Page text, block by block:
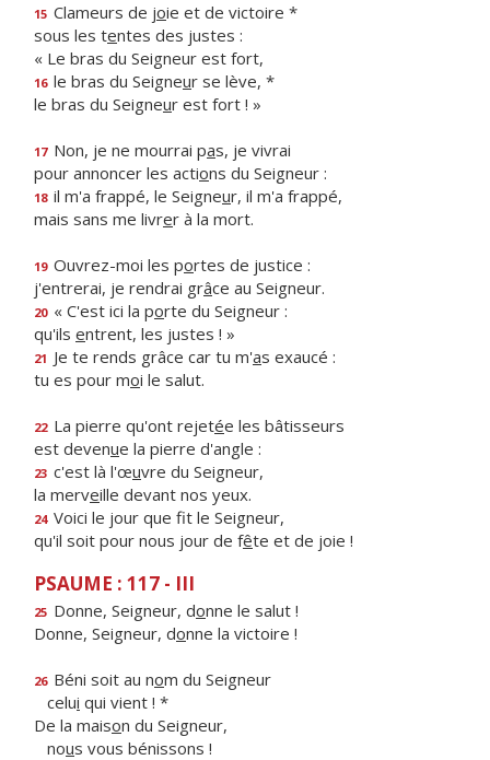
15 Clameurs de joie et de victoire *
sous les tentes des justes :
« Le bras du Seigneur est fort,
16 le bras du Seigneur se lève, *
le bras du Seigneur est fort ! »
17 Non, je ne mourrai pas, je vivrai
pour annoncer les actions du Seigneur :
18 il m'a frappé, le Seigneur, il m'a frappé,
mais sans me livrer à la mort.
19 Ouvrez-moi les portes de justice :
j'entrerai, je rendrai grâce au Seigneur.
20 « C'est ici la porte du Seigneur :
qu'ils entrent, les justes ! »
21 Je te rends grâce car tu m'as exaucé :
tu es pour moi le salut.
22 La pierre qu'ont rejetée les bâtisseurs
est devenue la pierre d'angle :
23 c'est là l'œuvre du Seigneur,
la merveille devant nos yeux.
24 Voici le jour que ft le Seigneur,
qu'il soit pour nous jour de fête et de joie !
PSAUME : 117 - III
25 Donne, Seigneur, donne le salut !
Donne, Seigneur, donne la victoire !
26 Béni soit au nom du Seigneur
celui qui vient ! *
De la maison du Seigneur,
nous vous bénissons !